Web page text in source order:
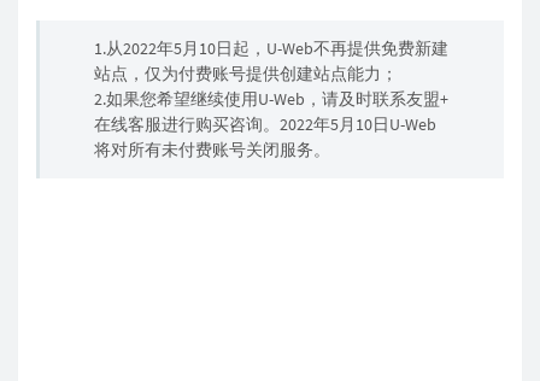
1.从2022年5月10日起，U-Web不再提供免费新建
站点，仅为付费账号提供创建站点能力；
2.如果您希望继续使用U-Web，请及时联系友盟+
在线客服进行购买咨询。2022年5月10日U-Web
将对所有未付费账号关闭服务。